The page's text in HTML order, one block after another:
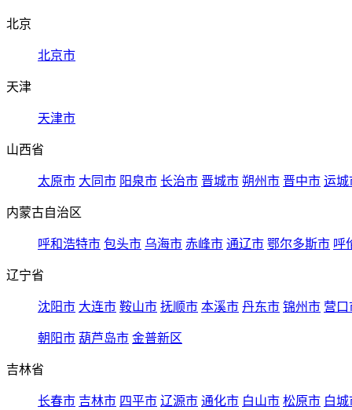
北京
北京市
天津
天津市
山西省
太原市 大同市 阳泉市 长治市 晋城市 朔州市 晋中市 运城
内蒙古自治区
呼和浩特市 包头市 乌海市 赤峰市 通辽市 鄂尔多斯市 呼
辽宁省
沈阳市 大连市 鞍山市 抚顺市 本溪市 丹东市 锦州市 营口
朝阳市 葫芦岛市 金普新区
吉林省
长春市 吉林市 四平市 辽源市 通化市 白山市 松原市 白城